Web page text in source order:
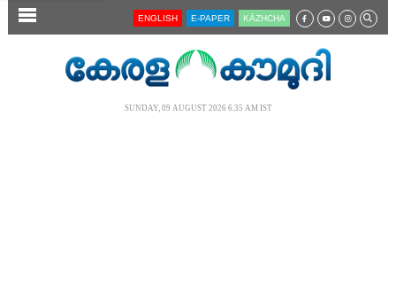
SECTIONS ENGLISH E-PAPER KĀZHCHA
SUNDAY, 09 AUGUST 2026 6.35 AM IST